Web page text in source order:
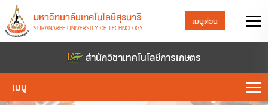
มหาวิทยาลัยเทคโนโลยีสุรนารี
SURANAREE UNIVERSITY OF TECHNOLOGY
เมนูด่วน
สำนักวิชาเทคโนโลยีการเกษตร
เมนู